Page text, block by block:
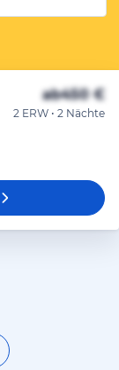
ab450 €
2 ERW • 2 Nächte